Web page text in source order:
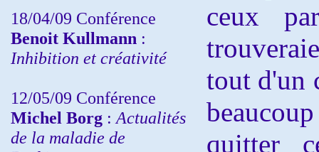
18/04/09 Conférence
Benoit Kullmann :
Inhibition et créativité
12/05/09 Conférence
Michel Borg : Actualités
de la maladie de
ceux
tout d'un
quitter